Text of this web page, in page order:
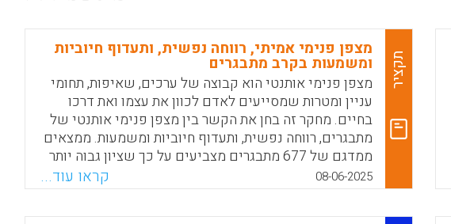
תקציר
מצפן פנימי אמיתי, רווחה נפשית, ותעדוף חיוביות
ומשמעות בקרב מתבגרים
מצפן פנימי אותנטי הוא קבוצה של ערכים, שאיפות, תחומי
עניין ומטרות שמסייעים לאדם לכוון את עצמו ואת דרכו
בחיים. מחקר זה בחן את הקשר בין מצפן פנימי אותנטי של
מתבגרים, רווחה נפשית, ותעדוף חיוביות ומשמעות. ממצאים
ממדגם של 677 מתבגרים מצביעים על כך שציון גבוה יותר
של מצפן קשור לתעדוף גבוה יותר של משמעות ולתעדוף
גבוה יותר של חיוביות, אשר קשורים באופן חיובי לרווחה
נפשית סובייקטיבית
08-06-2025 קראו עוד...